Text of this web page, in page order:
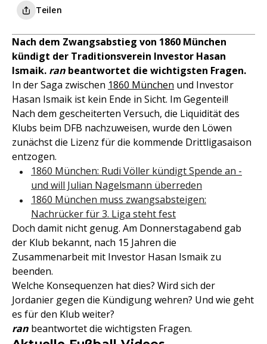
Teilen
Nach dem Zwangsabstieg von 1860 München
kündigt der Traditionsverein Investor Hasan
Ismaik. ran beantwortet die wichtigsten Fragen.
In der Saga zwischen 1860 München und Investor
Hasan Ismaik ist kein Ende in Sicht. Im Gegenteil!
Nach dem gescheiterten Versuch, die Liquidität des
Klubs beim DFB nachzuweisen, wurde den Löwen
zunächst die Lizenz für die kommende Drittligasaison
entzogen.
1860 München: Rudi Völler kündigt Spende an -
und will Julian Nagelsmann überreden
1860 München muss zwangsabsteigen:
Nachrücker für 3. Liga steht fest
Doch damit nicht genug. Am Donnerstagabend gab
der Klub bekannt, nach 15 Jahren die
Zusammenarbeit mit Investor Hasan Ismaik zu
beenden.
Welche Konsequenzen hat dies? Wird sich der
Jordanier gegen die Kündigung wehren? Und wie geht
es für den Klub weiter?
ran beantwortet die wichtigsten Fragen.